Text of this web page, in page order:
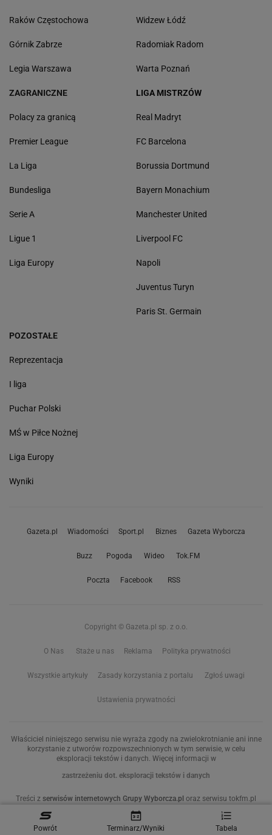
Powrót Terminarz/Wyniki Tabela
Raków Częstochowa
Górnik Zabrze
Legia Warszawa
Widzew Łódź
Radomiak Radom
Warta Poznań
ZAGRANICZNE
Polacy za granicą
Premier League
La Liga
Bundesliga
Serie A
Ligue 1
Liga Europy
LIGA MISTRZÓW
Real Madryt
FC Barcelona
Borussia Dortmund
Bayern Monachium
Manchester United
Liverpool FC
Napoli
Juventus Turyn
Paris St. Germain
POZOSTAŁE
Reprezentacja
I liga
Puchar Polski
MŚ w Piłce Nożnej
Liga Europy
Wyniki
Gazeta.pl Wiadomości Sport.pl Biznes Gazeta Wyborcza
Buzz Pogoda Wideo Tok.FM
Poczta Facebook RSS
Copyright © Gazeta.pl sp. z o.o.
O Nas Staże u nas Reklama Polityka prywatności
Wszystkie artykuły Zasady korzystania z portalu Zgłoś uwagi
Ustawienia prywatności
Właściciel niniejszego serwisu nie wyraża zgody na zwielokrotnianie ani inne
korzystanie z utworów rozpowszechnionych w tym serwisie, w celu
eksploracji tekstów i danych. Więcej informacji w
zastrzeżeniu dot. eksploracji tekstów i danych
Treści z serwisów internetowych Grupy Wyborcza.pl oraz serwisu tokfm.pl
Wyborcza sp. z o.o. oraz Grupą Radiową Agory sp. z o.o.
Wybrane treści z serwisu Sport.pl są dostępne po wykupieniu płatnej